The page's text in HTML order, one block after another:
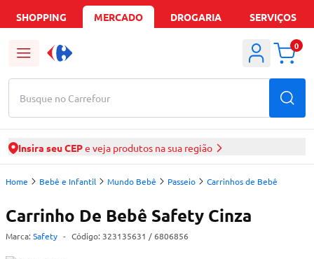
SHOPPING MERCADO DROGARIA SERVIÇOS
Busque no Carrefour
0
Insira seu CEPe veja produtos na sua região
Home Bebê e Infantil Mundo Bebê Passeio Carrinhos de Bebê
Carrinho De Bebê Safety Cinza
Marca: Safety - Código: 323135631 / 6806856